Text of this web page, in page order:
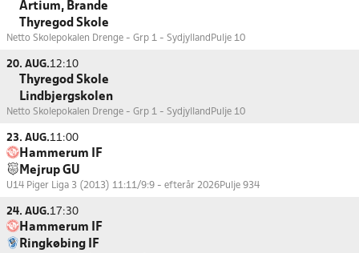
Artium, Brande
Thyregod Skole
Netto Skolepokalen Drenge - Grp 1 - Sydjylland Pulje 10
20. AUG.12:10
Thyregod Skole
Lindbjergskolen
Netto Skolepokalen Drenge - Grp 1 - Sydjylland Pulje 10
23. AUG.11:00
Hammerum IF
Mejrup GU
U14 Piger Liga 3 (2013) 11:11/9:9 - efterår 2026Pulje 934
24. AUG.17:30
Hammerum IF
Ringkøbing IF